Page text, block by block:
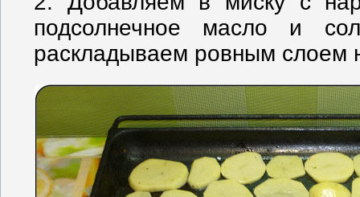
подсолнечное масло и
раскладываем ровным слоем